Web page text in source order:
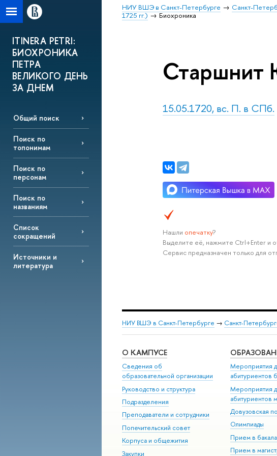
НИУ ВШЭ в Санкт-Петербурге Санкт-
1725 гг.)
Биохроника
ITINERA PETRI:
БИОХРОНИКА
ПЕТРА
ВЕЛИКОГО ДЕНЬ
ЗА ДНЕМ
Общий поиск
Поиск по
топонимам
Поиск по
персонам
Поиск по
названиям
Список
сокращений
Источники и
литература
Старшнит
15.05.1720, вс. П. в СПб.
Нашли опечатку?
Выделите её, нажмите Ctrl+Enter и
Сервис предназначен только для
НИУ ВШЭ в Санкт-Петербурге → Санкт-
О КАМПУСЕ
Сведения об
образовательной организации
Руководство и структура
Подразделения
Преподаватели и сотрудники
Попечительский совет
Корпуса и общежития
Закупки
Мероприятия
абитуриентов
Мероприятия
абитуриентов
Довузовская
Олимпиады
Прием в
Прием в